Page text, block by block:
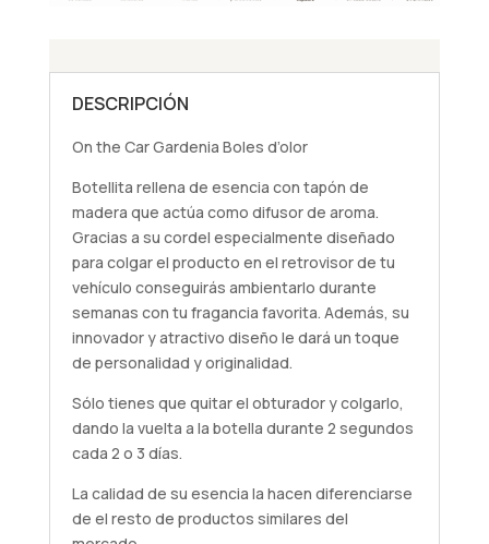
DESCRIPCIÓN
On the Car Gardenia Boles d’olor
Botellita rellena de esencia con tapón de
madera que actúa como difusor de aroma.
Gracias a su cordel especialmente diseñado
para colgar el producto en el retrovisor de tu
vehículo conseguirás ambientarlo durante
semanas con tu fragancia favorita. Además, su
innovador y atractivo diseño le dará un toque
de personalidad y originalidad.
Sólo tienes que quitar el obturador y colgarlo,
dando la vuelta a la botella durante 2 segundos
cada 2 o 3 días.
La calidad de su esencia la hacen diferenciarse
de el resto de productos similares del